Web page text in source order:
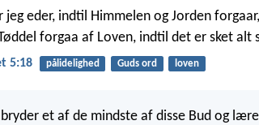
jeg eder, indtil Himmelen og Jorden
forgaa af Loven, indtil det er sket alt
5:18 pålidelighed Guds ord loven
et af de mindste af disse Bud og